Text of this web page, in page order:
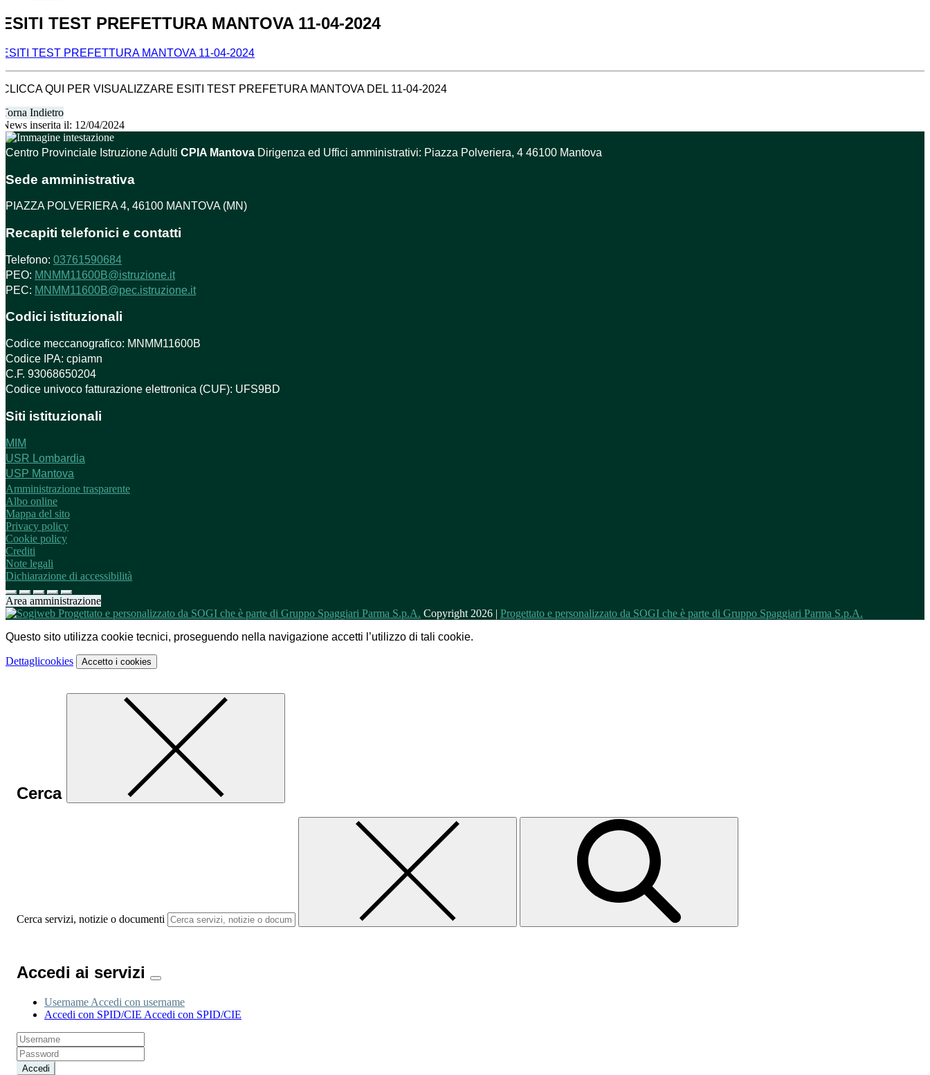
ESITI TEST PREFETTURA MANTOVA 11-04-2024
ESITI TEST PREFETTURA MANTOVA 11-04-2024
CLICCA QUI PER VISUALIZZARE ESITI TEST PREFETURA MANTOVA DEL 11-04-2024
Torna Indietro
News inserita il: 12/04/2024
Centro Provinciale Istruzione Adulti CPIA Mantova Dirigenza ed Uffici amministrativi: Piazza Polveriera, 4 46100 Mantova
Sede amministrativa
PIAZZA POLVERIERA 4, 46100 MANTOVA (MN)
Recapiti telefonici e contatti
Telefono: 03761590684
PEO: MNMM11600B@istruzione.it
PEC: MNMM11600B@pec.istruzione.it
Codici istituzionali
Codice meccanografico: MNMM11600B
Codice IPA: cpiamn
C.F. 93068650204
Codice univoco fatturazione elettronica (CUF): UFS9BD
Siti istituzionali
MIM
USR Lombardia
USP Mantova
Amministrazione trasparente
Albo online
Mappa del sito
Privacy policy
Cookie policy
Crediti
Note legali
Dichiarazione di accessibilità
Area amministrazione
Copyright 2026 | Progettato e personalizzato da SOGI che è parte di Gruppo Spaggiari Parma S.p.A.
Questo sito utilizza cookie tecnici, proseguendo nella navigazione accetti l’utilizzo di tali cookie.
Dettaglicookies Accetto i cookies
Cerca
Cerca servizi, notizie o documenti
Accedi ai servizi
Username Accedi con username
Accedi con SPID/CIE Accedi con SPID/CIE
Accedi